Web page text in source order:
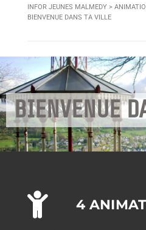
INFOR JEUNES MALMEDY>
BIENVENUE DANS TA VILLE
BIENVENUE
4